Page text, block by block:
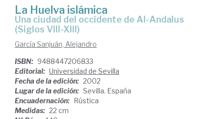
La Huelva islámica
Una ciudad del occidente de Al-Andalus
(Siglos VIII-XIII)
García Sanjuán, Alejandro
ISBN: 9488447206833
Editorial: Universidad de Sevilla
Fecha de la edición: 2002
Lugar de la edición: Sevilla. España
Encuadernación: Rústica
Medidas: 22 cm